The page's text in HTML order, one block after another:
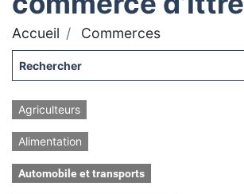
Accueil Commerces
Agriculteurs
Alimentation
Automobile et transports